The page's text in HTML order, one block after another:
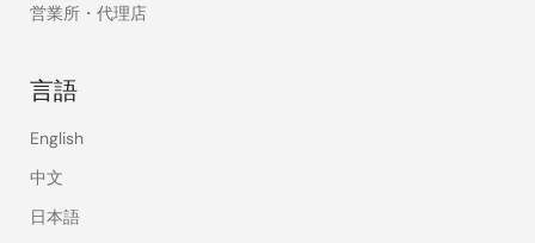
営業所・代理店
言語
English
中文
日本語